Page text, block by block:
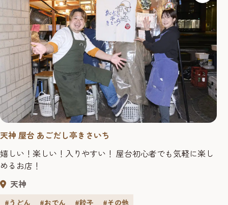
天神 屋台 あごだし亭きさいち
嬉しい！楽しい！入りやすい！ 屋台初心者でも気軽に楽し
めるお店！
天神
#うどん #おでん #餃子
#その他